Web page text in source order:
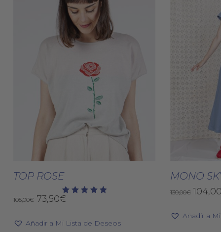
Seleccionar Opciones
tiene
TOP ROSE
Valorado
de 5
105,00€ El
original
73,50€El
actual
Añadir a Mi Lista de Deseos
MONO
130,00€ El
Añadir a